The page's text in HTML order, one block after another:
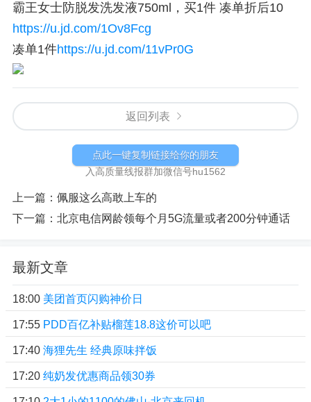
霸王女士防脱发洗发液750ml，买1件 凑单折后10
https://u.jd.com/1Ov8Fcg
凑单1件https://u.jd.com/11vPr0G
返回列表
点此一键复制链接给你的朋友
入高质量线报群加微信号hu1562
上一篇： 佩服这么高敢上车的
下一篇： 北京电信网龄领每个月5G流量或者200分钟通话
最新文章
18:00 美团首页闪购神价日
17:55 PDD百亿补贴榴莲18.8这价可以吧
17:40 海狸先生 经典原味拌饭
17:20 纯奶发优惠商品领30券